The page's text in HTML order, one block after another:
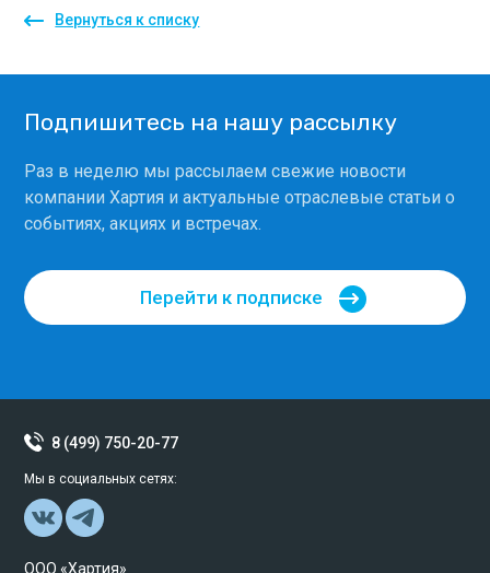
Вернуться к списку
Подпишитесь на нашу рассылку
Раз в неделю мы рассылаем свежие новости
компании Хартия и актуальные отраслевые статьи о
событиях, акциях и встречах.
Перейти к подписке
8 (499) 750-20-77
Мы в социальных сетях:
ООО «Хартия»